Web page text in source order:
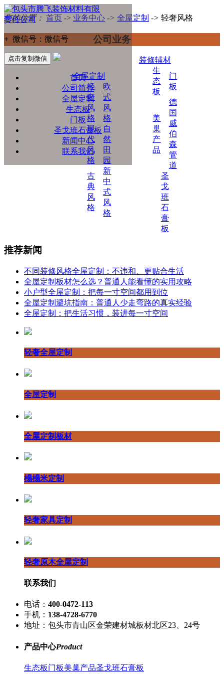
+ 微信号： 微信号
点击复制微信
首页
公司简介
全屋定制
生态板
门板
圣戈班石膏板
新闻中心
联系我们
您的位置： 首页 -> 业务中心 -> 全屋定制 -> 轻奢风格
公司业务
全屋定制
轻
奢
风
格
欧
式
风
格
现
代
风
格
自
然
田
园
古
典
风
格
新
中
式
风
格
装修辅材
生
态
板
门
板
美
巢
产
品
德
国
威
伯
森
管
道
圣
戈
班
石
膏
板
推荐新闻
不同装修风格全屋定制：不违和、更贴合生活
全屋定制板材怎么选？普通人能看懂的实用攻略
小户型全屋定制：把每一寸空间都用到位
全屋定制避坑指南：普通人少走弯路的真实经验
全屋定制：把生活习惯，装进每一寸空间
轻奢全屋定制
全屋定制
全屋定制板材
榻榻米定制
轻奢家具定制
轻奢原木全屋定制
联系我们
电话： 400-0472-113
手机： 138-4728-6770
地址：包头市青山区金荣建材城板材北区23、24号
产品中心Product
生态板门板美巢产品圣戈班石膏板